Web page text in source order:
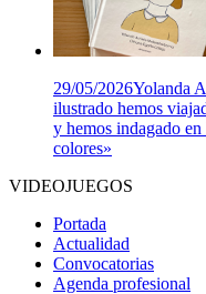
29/05/2026Yolanda
ilustrado hemos
y hemos indagado
colores»
VIDEOJUEGOS
Portada
Actualidad
Convocatorias
Agenda profesional